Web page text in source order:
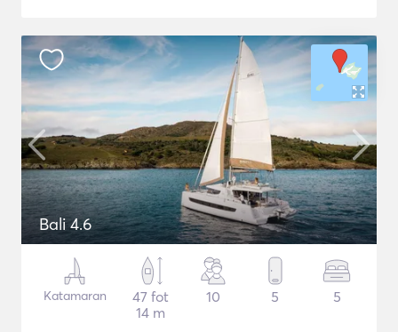
Bali 4.6
Katamaran
47 fot
14 m
10 5 5